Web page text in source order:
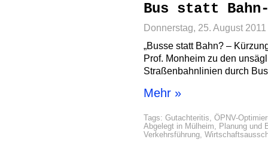
Bus statt
Donnerstag, 25. August 2011
„Busse statt Bahn? –
Prof. Monheim zu den
Straßenbahnlinien durch
Mehr »
Tags: Gutachteritis, ÖPNV-
Abgelegt in Mülheim, Planung und
Verkehrsführung,